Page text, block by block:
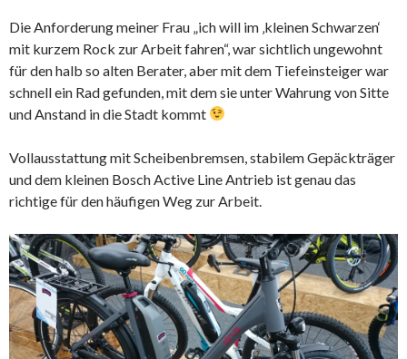
Die Anforderung meiner Frau „ich will im ‚kleinen Schwarzen‘
mit kurzem Rock zur Arbeit fahren“, war sichtlich ungewohnt
für den halb so alten Berater, aber mit dem Tiefeinsteiger war
schnell ein Rad gefunden, mit dem sie unter Wahrung von Sitte
und Anstand in die Stadt kommt
Vollausstattung mit Scheibenbremsen, stabilem Gepäckträger
und dem kleinen Bosch Active Line Antrieb ist genau das
richtige für den häufigen Weg zur Arbeit.